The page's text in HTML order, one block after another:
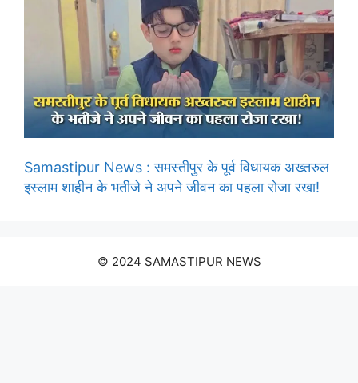
Samastipur News : समस्तीपुर के पूर्व विधायक अख्तरुल
इस्लाम शाहीन के भतीजे ने अपने जीवन का पहला रोजा रखा!
© 2024 SAMASTIPUR NEWS